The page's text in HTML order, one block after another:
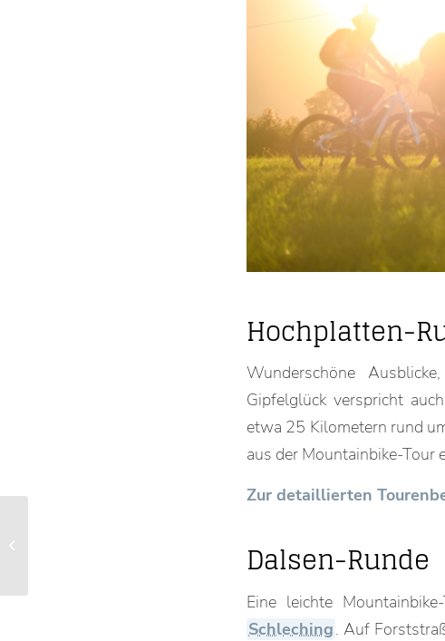
Hochplatten-
Wunderschöne
Gipfelglück verspricht
etwa 25 Kilometern rund
aus der Mountainbike-Tour
Zur detaillierten
Dalsen-Runde
Eine leichte
Schleching. Auf